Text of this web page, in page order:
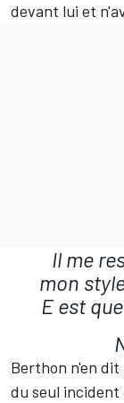
devant lui et
Il me
mon
E est
Berthon n'en dit
du seul